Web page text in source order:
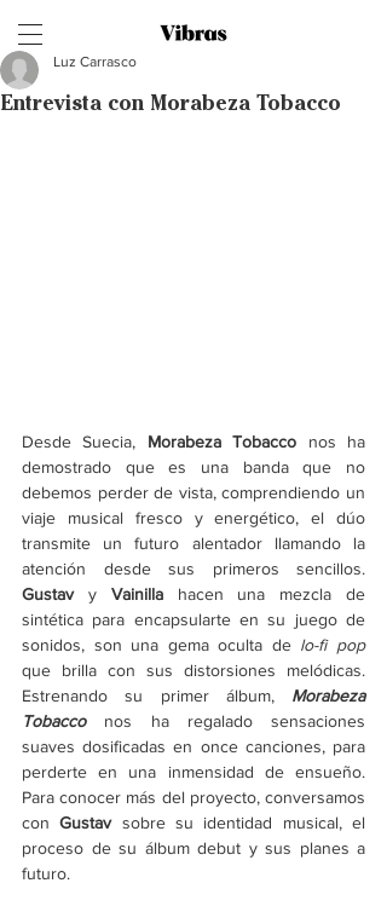
Entrevista con Morabeza Tobacco
Luz Carrasco
Desde Suecia, Morabeza Tobacco nos ha
demostrado que es una banda que no
debemos perder de vista, comprendiendo un
viaje musical fresco y energético, el dúo
transmite un futuro alentador llamando la
Gustav y Vainilla hacen una mezcla de
sintética para encapsularte en su juego de
sonidos, son una gema oculta de lo-fi pop
que brilla con sus distorsiones melódicas.
Estrenando su primer álbum, Morabeza
Tobacco nos ha regalado sensaciones
suaves dosificadas en once canciones, para
perderte en una inmensidad de ensueño.
Para conocer más del proyecto, conversamos
con Gustav sobre su identidad musical, el
proceso de su álbum debut y sus planes a
futuro.